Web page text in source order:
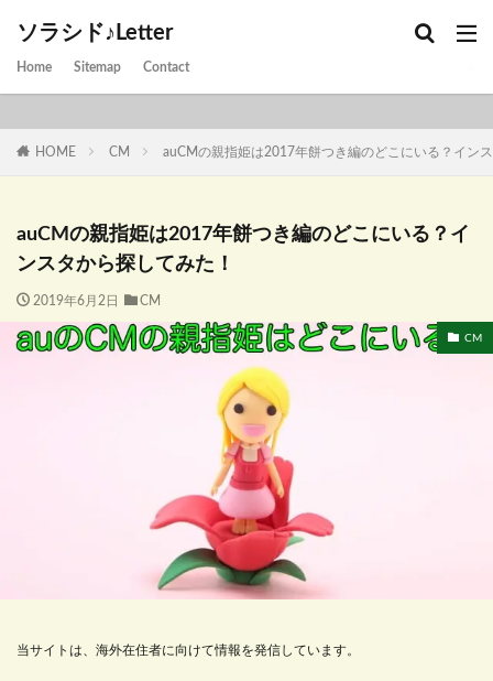
ソラシド♪Letter
Home Sitemap Contact
HOME CM auCMの親指姫は2017年餅つき編のどこにいる？イン
auCMの親指姫は2017年餅つき編のどこにいる？イ
ンスタから探してみた！
2019年6月2日 CM
CM
当サイトは、海外在住者に向けて情報を発信しています。